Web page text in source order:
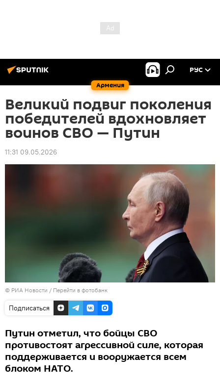
Армения
РУС
Великий подвиг поколения
победителей вдохновляет
воинов СВО — Путин
11:31 09.05.2026
© РИА Новости / Перейти в фотобанк
Подписаться
Путин отметил, что бойцы СВО
противостоят агрессивной силе, которая
поддерживается и вооружается всем
блоком НАТО.